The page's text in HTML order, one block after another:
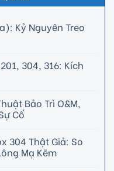
Kỷ Nguyên Treo
304, 316: Kích
Bảo Trì O&M,
Cố
304 Thật Giả: So
Mạ Kẽm